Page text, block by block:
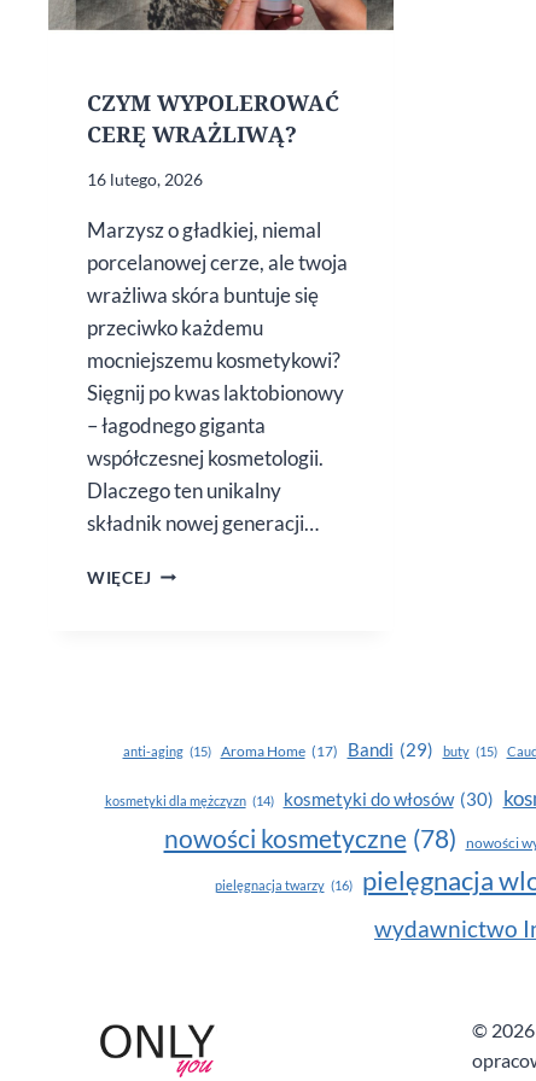
CZYM WYPOLEROWAĆ
CERĘ WRAŻLIWĄ?
16 lutego, 2026
Marzysz o gładkiej, niemal
porcelanowej cerze, ale twoja
wrażliwa skóra buntuje się
przeciwko każdemu
mocniejszemu kosmetykowi?
Sięgnij po kwas laktobionowy
– łagodnego giganta
współczesnej kosmetologii.
Dlaczego ten unikalny
składnik nowej generacji…
WIĘCEJ CZYM
anti-aging (15) Aroma Home (17) Bandi (29) buty (15)
kosmetyki dla mężczyzn (14) kosmetyki do włosów (30)
nowości kosmetyczne (78) nowości
pielęgnacja twarzy (16) pielęgnacja
wydawnictwo
© 2026